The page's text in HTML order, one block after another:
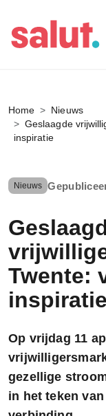
Home
Nieuws
Geslaagde
inspiratie
Nieuws
Twente:
inspiratie
Op vrijdag 11
gezellige
in het teken